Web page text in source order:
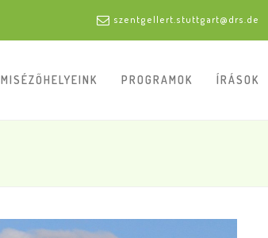
szentgellert.stuttgart@drs.de
MISÉZŐHELYEINK PROGRAMOK ÍRÁSOK